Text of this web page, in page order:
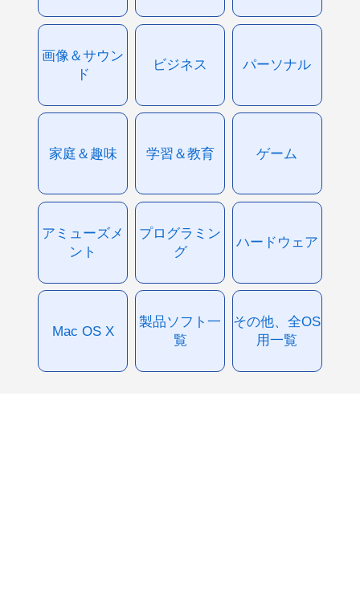
画像＆サウン
ド
ビジネス パーソナル
家庭＆趣味 学習＆教育 ゲーム
アミューズメ
ント
プログラミン
グ
ハードウェア
Mac OS X
製品ソフト一
覧
その他、全OS
用一覧